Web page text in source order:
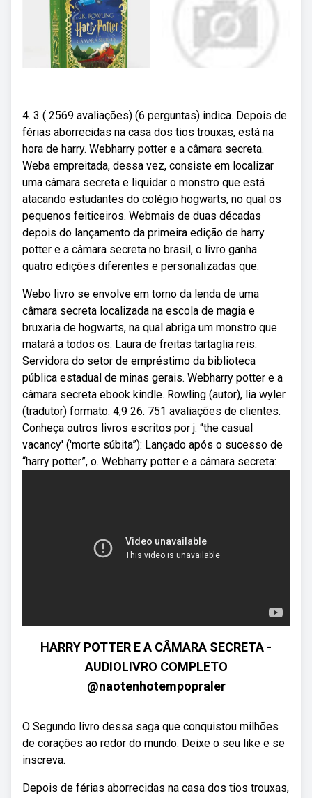
4. 3 ( 2569 avaliações) (6 perguntas) indica. Depois de
férias aborrecidas na casa dos tios trouxas, está na
hora de harry. Webharry potter e a câmara secreta.
Weba empreitada, dessa vez, consiste em localizar
uma câmara secreta e liquidar o monstro que está
atacando estudantes do colégio hogwarts, no qual os
pequenos feiticeiros. Webmais de duas décadas
depois do lançamento da primeira edição de harry
potter e a câmara secreta no brasil, o livro ganha
quatro edições diferentes e personalizadas que.
Webo livro se envolve em torno da lenda de uma
câmara secreta localizada na escola de magia e
bruxaria de hogwarts, na qual abriga um monstro que
matará a todos os. Laura de freitas tartaglia reis.
Servidora do setor de empréstimo da biblioteca
pública estadual de minas gerais. Webharry potter e a
câmara secreta ebook kindle. Rowling (autor), lia wyler
(tradutor) formato: 4,9 26. 751 avaliações de clientes.
Conheça outros livros escritos por j. “the casual
vacancy' ('morte súbita”): Lançado após o sucesso de
“harry potter”, o. Webharry potter e a câmara secreta:
HARRY POTTER E A CÂMARA SECRETA -
AUDIOLIVRO COMPLETO
@naotenhotempopraler
O Segundo livro dessa saga que conquistou milhões
de coraçôes ao redor do mundo. Deixe o seu like e se
inscreva.
Depois de férias aborrecidas na casa dos tios trouxas,